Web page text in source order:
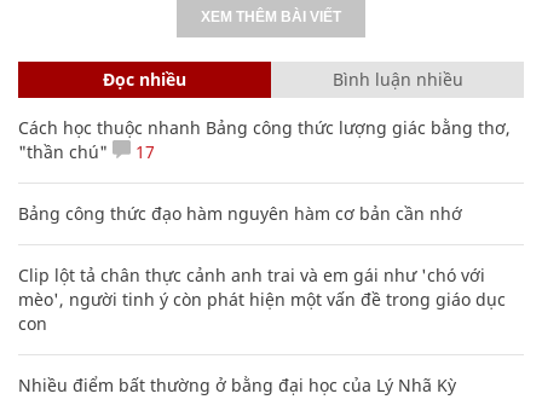
XEM THÊM BÀI VIẾT
Đọc nhiều Bình luận nhiều
Cách học thuộc nhanh Bảng công thức lượng giác bằng thơ,
"thần chú"
17
Bảng công thức đạo hàm nguyên hàm cơ bản cần nhớ
Clip lột tả chân thực cảnh anh trai và em gái như 'chó với
mèo', người tinh ý còn phát hiện một vấn đề trong giáo dục
con
Nhiều điểm bất thường ở bằng đại học của Lý Nhã Kỳ